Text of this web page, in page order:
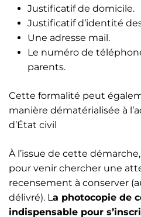
Justificatif de domicile.
Justificatif d’identité
Une adresse mail.
Le numéro de
parents.
Cette formalité peut
manière dématérialisée à
d’État civil
À l’issue de cette
pour venir chercher une
recensement à conserver
délivré). La photocopie de
indispensable pour